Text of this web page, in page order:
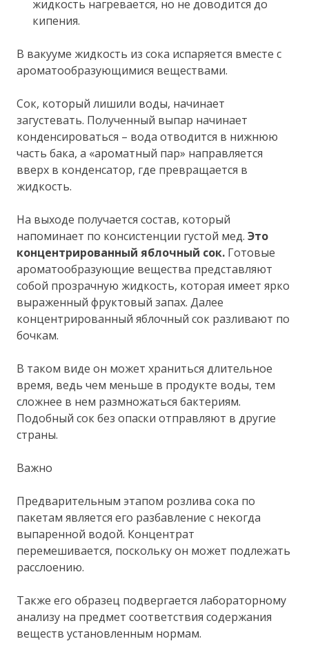
жидкость нагревается, но не доводится до
кипения.
В вакууме жидкость из сока испаряется вместе с
ароматообразующимися веществами.
Сок, который лишили воды, начинает
загустевать. Полученный выпар начинает
конденсироваться – вода отводится в нижнюю
часть бака, а «ароматный пар» направляется
вверх в конденсатор, где превращается в
жидкость.
На выходе получается состав, который
напоминает по консистенции густой мед.Это
концентрированный яблочный сок. Готовые
ароматообразующие вещества представляют
собой прозрачную жидкость, которая имеет ярко
выраженный фруктовый запах. Далее
концентрированный яблочный сок разливают по
бочкам.
В таком виде он может храниться длительное
время, ведь чем меньше в продукте воды, тем
сложнее в нем размножаться бактериям.
Подобный сок без опаски отправляют в другие
страны.
Важно
Предварительным этапом розлива сока по
пакетам является его разбавление с некогда
выпаренной водой. Концентрат
перемешивается, поскольку он может подлежать
расслоению.
Также его образец подвергается лабораторному
анализу на предмет соответствия содержания
веществ установленным нормам.